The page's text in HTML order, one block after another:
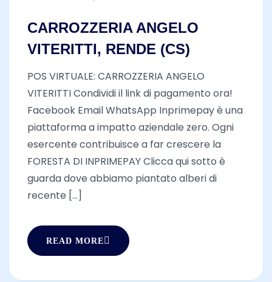
CARROZZERIA ANGELO
VITERITTI, RENDE (CS)
POS VIRTUALE: CARROZZERIA ANGELO
VITERITTI Condividi il link di pagamento ora!
Facebook Email WhatsApp Inprimepay è una
piattaforma a impatto aziendale zero. Ogni
esercente contribuisce a far crescere la
FORESTA DI INPRIMEPAY Clicca qui sotto è
guarda dove abbiamo piantato alberi di
recente [...]
READ MORE